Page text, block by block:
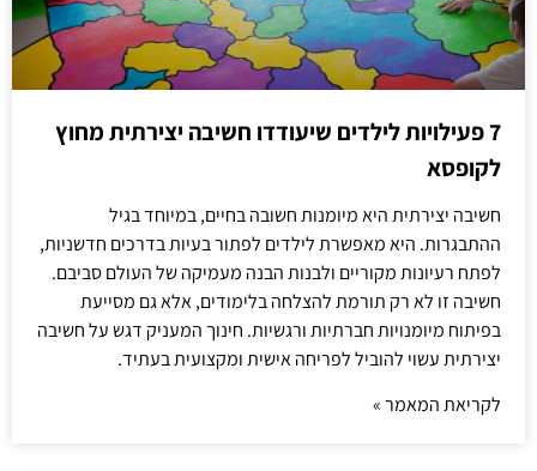
7 פעילויות לילדים שיעודדו חשיבה יצירתית מחוץ
לקופסא
חשיבה יצירתית היא מיומנות חשובה בחיים, במיוחד בגיל
ההתבגרות. היא מאפשרת לילדים לפתור בעיות בדרכים חדשניות,
לפתח רעיונות מקוריים ולבנות הבנה מעמיקה של העולם סביבם.
חשיבה זו לא רק תורמת להצלחה בלימודים, אלא גם מסייעת
בפיתוח מיומנויות חברתיות ורגשיות. חינוך המעניק דגש על חשיבה
יצירתית עשוי להוביל לפריחה אישית ומקצועית בעתיד.
לקריאת המאמר »